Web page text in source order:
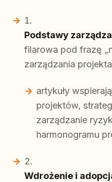
Podstawy
filarowa pod frazę
zarządzania
artykuły
projektów,
zarządzanie
harmonogramu
Wdrożenie i